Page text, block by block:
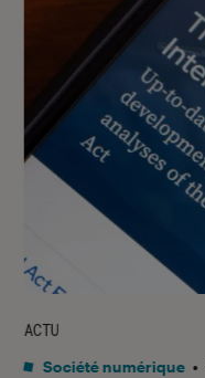
ACTU
Société numérique •